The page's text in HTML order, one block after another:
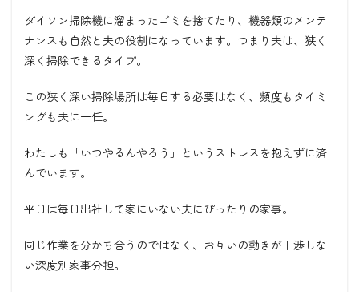
ダイソン掃除機に溜まったゴミを捨てたり、機器類のメンテ
ナンスも自然と夫の役割になっています。つまり夫は、狭く
深く掃除できるタイプ。
この狭く深い掃除場所は毎日する必要はなく、頻度もタイミ
ングも夫に一任。
わたしも「いつやるんやろう」というストレスを抱えずに済
んでいます。
平日は毎日出社して家にいない夫にぴったりの家事。
同じ作業を分かち合うのではなく、お互いの動きが干渉しな
い深度別家事分担。